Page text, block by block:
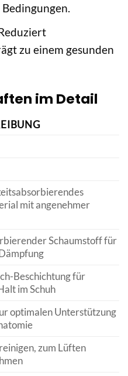
zu einem gesunden
im Detail
mit angenehmer
Schaumstoff für
Beschichtung für
im Schuh
optimalen Unterstützung
zum Lüften